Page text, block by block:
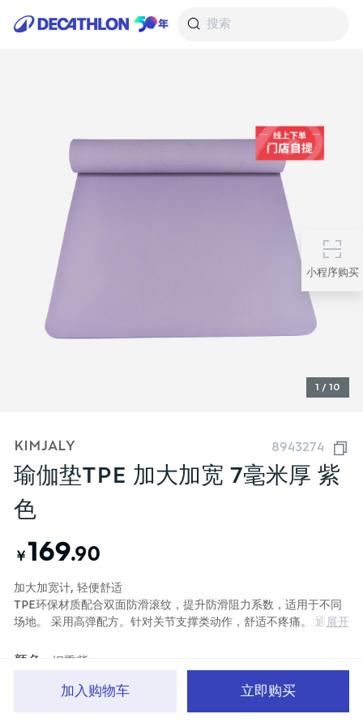
搜索
小程序购买
1 / 10
KIMJALY 8943274
瑜伽垫TPE 加大加宽 7毫米厚 紫
色
￥ 169.90
加大加宽计, 轻便舒适
TPE环保材质配合双面防滑滚纹，提升防滑阻力系数，适用于不同
场地。 采用高弹配方。针对关节支撑类动作，舒适不疼痛。 通过展开
颜色 烟熏紫
加入购物车 立即购买